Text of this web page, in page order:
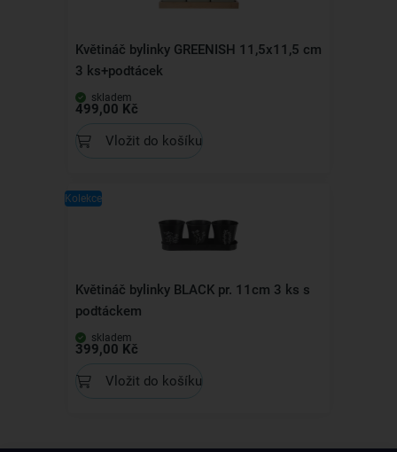
Květináč bylinky GREENISH 11,5x11,5 cm
3 ks+podtácek
skladem
499,00 Kč
Vložit do košíku
Kolekce
Květináč bylinky BLACK pr. 11cm 3 ks s
podtáckem
skladem
399,00 Kč
Vložit do košíku